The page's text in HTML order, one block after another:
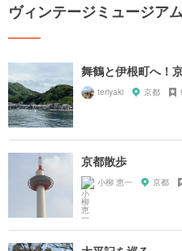
ヴィンテージミュージア
舞鶴と伊根町へ！
teriyaki 京都
京都散歩
小柳 恵一 京都